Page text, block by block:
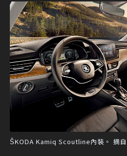
ŠKODA Kamiq Scoutline內裝。 摘